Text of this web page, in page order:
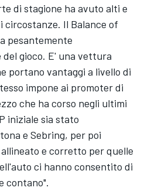
di stagione ha avuto alti e
circostanze. Il Balance of
pesantemente
gioco. E' una vettura
portano vantaggi a livello di
impone ai promoter di
che ha corso negli ultimi
iniziale sia stato
e Sebring, per poi
e corretto per quelle
ci hanno consentito di
contano".